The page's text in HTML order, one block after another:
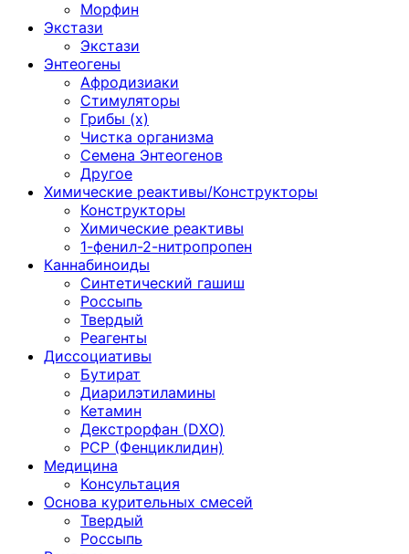
Морфин
Экстази
Экстази
Энтеогены
Афродизиаки
Стимуляторы
Грибы (х)
Чистка организма
Семена Энтеогенов
Другое
Химические реактивы/Конструкторы
Конструкторы
Химические реактивы
1-фенил-2-нитропропен
Каннабиноиды
Синтетический гашиш
Россыпь
Твердый
Реагенты
Диссоциативы
Бутират
Диарилэтиламины
Кетамин
Декстрорфан (DXO)
PCP (Фенциклидин)
Медицина
Консультация
Основа курительных смесей
Твердый
Россыпь